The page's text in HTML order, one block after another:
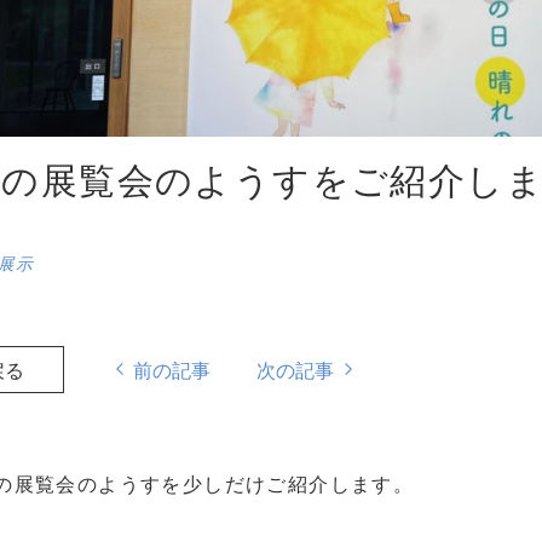
展覧会のようすをご紹介し
示
前の記事 次の記事
展覧会のようすを少しだけご紹介します。